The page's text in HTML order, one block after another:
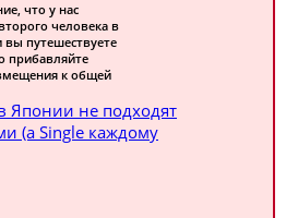
что у нас
человека в
вы путешествуете
прибавляйте
к общей
Японии не подходят
(а Single каждому